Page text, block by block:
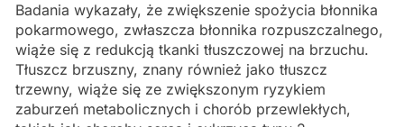
Badania wykazały, że zwiększenie spożycia błonnika
pokarmowego, zwłaszcza błonnika rozpuszczalnego,
wiąże się z redukcją tkanki tłuszczowej na brzuchu.
Tłuszcz brzuszny, znany również jako tłuszcz
trzewny, wiąże się ze zwiększonym ryzykiem
zaburzeń metabolicznych i chorób przewlekłych,